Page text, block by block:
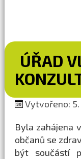
ÚŘAD
Vytvořeno: 5.
Byla zahájena
občanů se
být součástí